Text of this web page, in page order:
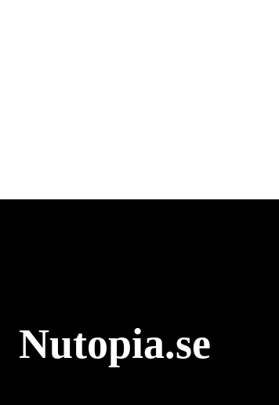
Nutopia.se